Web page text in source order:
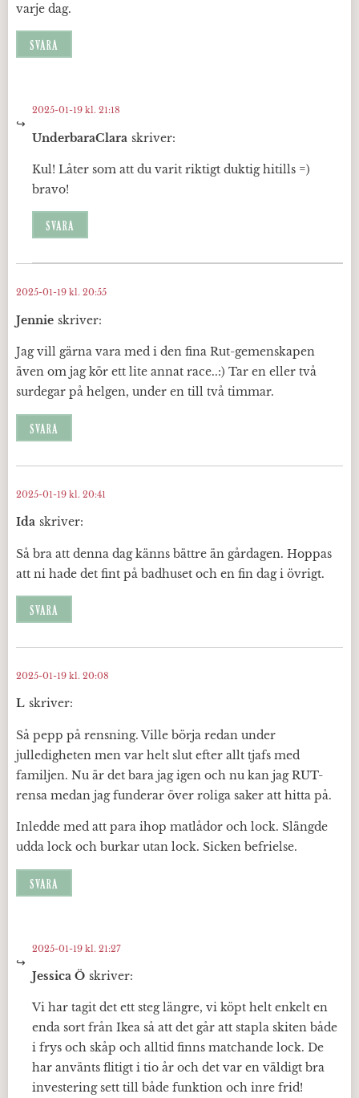
varje dag.
SVARA
UnderbaraClara skriver:
2025-01-19 kl. 21:18
Kul! Låter som att du varit riktigt duktig hitills =)
bravo!
SVARA
Jennie skriver:
2025-01-19 kl. 20:55
Jag vill gärna vara med i den fina Rut-gemenskapen
även om jag kör ett lite annat race..:) Tar en eller två
surdegar på helgen, under en till två timmar.
SVARA
Ida skriver:
2025-01-19 kl. 20:41
Så bra att denna dag känns bättre än gårdagen. Hoppas
att ni hade det fint på badhuset och en fin dag i övrigt.
SVARA
L skriver:
2025-01-19 kl. 20:08
Så pepp på rensning. Ville börja redan under
julledigheten men var helt slut efter allt tjafs med
familjen. Nu är det bara jag igen och nu kan jag RUT-
rensa medan jag funderar över roliga saker att hitta på.
Inledde med att para ihop matlådor och lock. Slängde
udda lock och burkar utan lock. Sicken befrielse.
SVARA
Jessica Ö skriver:
2025-01-19 kl. 21:27
Vi har tagit det ett steg längre, vi köpt helt enkelt en
enda sort från Ikea så att det går att stapla skiten både
i frys och skåp och alltid finns matchande lock. De
har använts flitigt i tio år och det var en väldigt bra
investering sett till både funktion och inre frid!